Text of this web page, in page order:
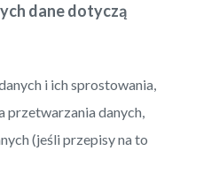
dane dotyczą
i ich sprostowania,
przetwarzania danych,
(jeśli przepisy na to